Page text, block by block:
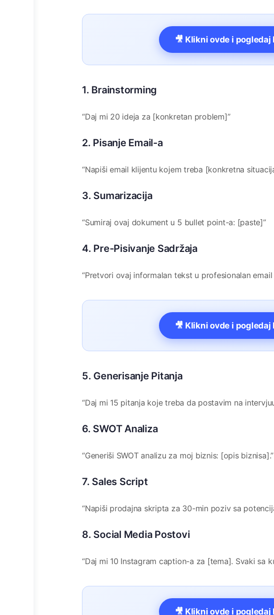
🎥 Klikni ovde i
1. Brainstorming
“Daj mi 20 ideja za [konkretan problem]”
2. Pisanje Email-a
“Napiši email klijentu kojem treba [konkretna
3. Sumarizacija
“Sumiraj ovaj dokument u 5 bullet point-a: [paste]”
4. Pre-Pisivanje Sadržaja
“Pretvori ovaj informalan tekst u profesionalan
🎥 Klikni ovde i
5. Generisanje Pitanja
“Daj mi 15 pitanja koje treba da postavim na
6. SWOT Analiza
“Generiši SWOT analizu za moj biznis: [opis biznisa].”
7. Sales Script
“Napiši prodajna skripta za 30-min poziv sa
8. Social Media Postovi
“Daj mi 10 Instagram caption-a za [tema]. Svaki sa
🎥 Klikni ovde i